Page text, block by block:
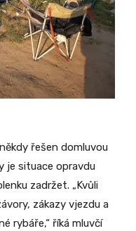
řešen domluvou
je situace opravdu
zadržet. „Kvůli
zákazy vjezdu a
rybáře,“ říká mluvčí